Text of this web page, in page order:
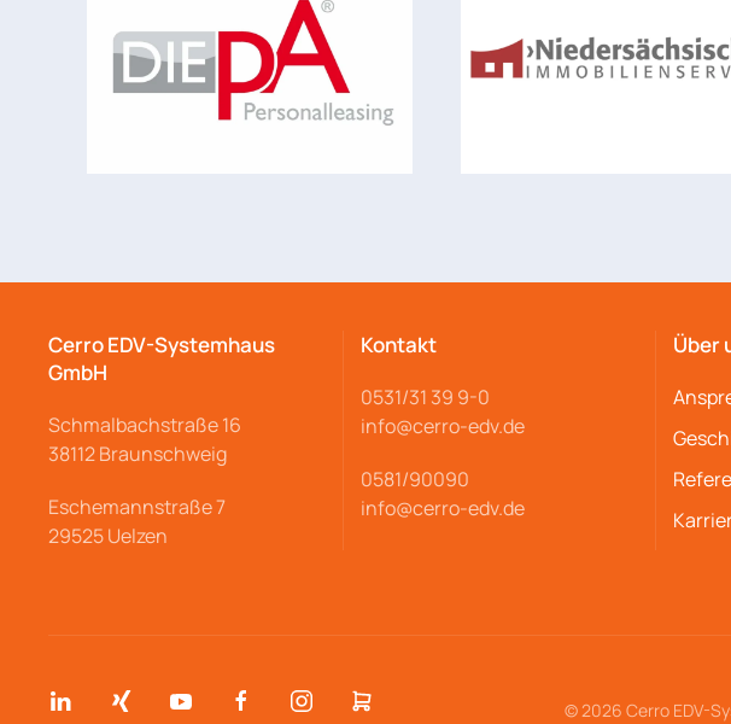
Cerro EDV-Systemhaus
GmbH
Schmalbachstraße16
38112 Braunschweig
Eschemannstraße 7
29525 Uelzen
Kontakt
0531/31 39 9-0
info@cerro-edv.de
0581/90090
info@cerro-edv.de
Über
© 2026 Cerro EDV-